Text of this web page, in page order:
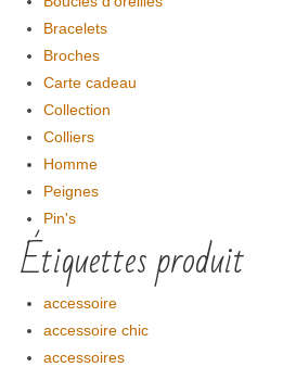
Bracelets
Broches
Carte cadeau
Collection
Colliers
Homme
Peignes
Pin's
Étiquettes produit
accessoire
accessoire chic
accessoires